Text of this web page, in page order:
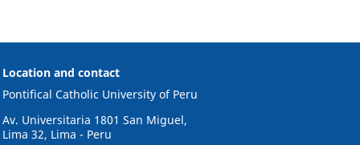
Location and contact
Pontifical Catholic University of Peru
Av. Universitaria 1801 San Miguel,
Lima 32, Lima - Peru